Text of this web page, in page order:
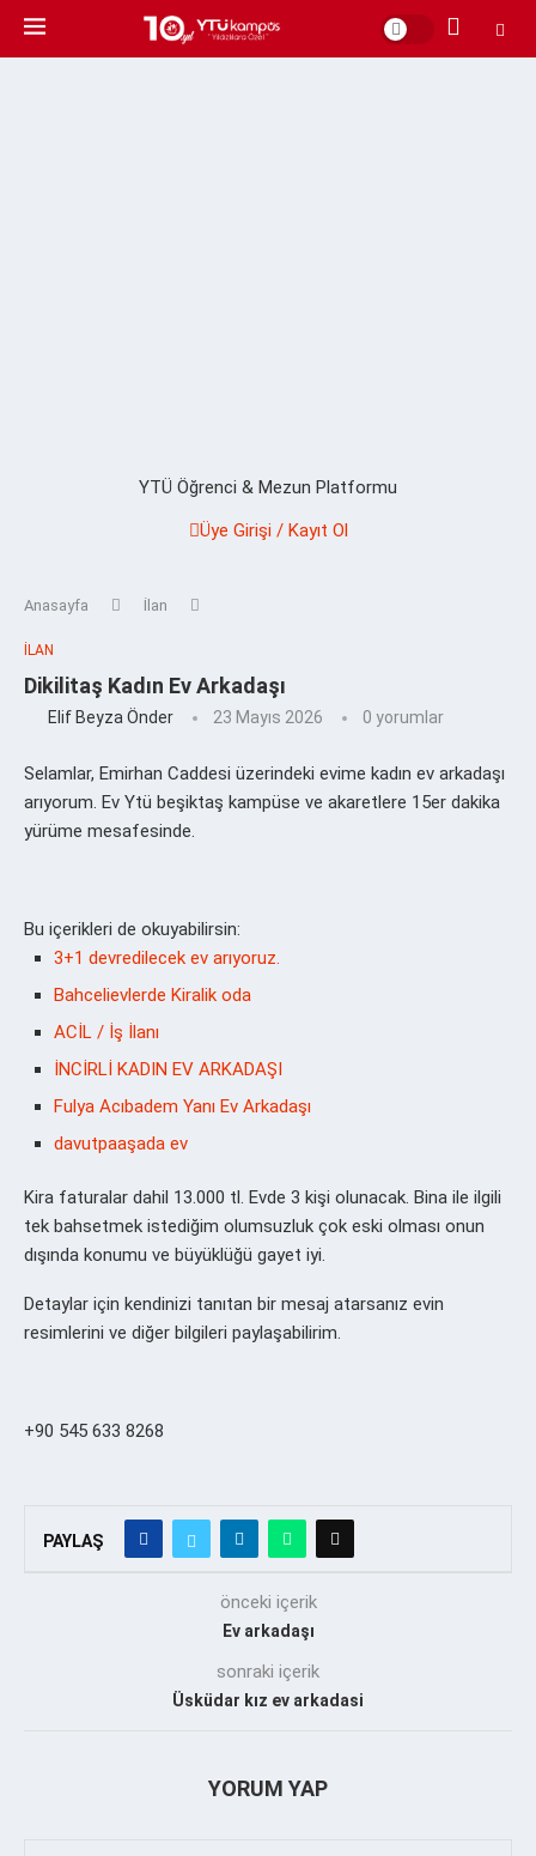
YTÜ Öğrenci & Mezun Platformu
Üye Girişi / Kayıt Ol
Anasayfa İlan
İLAN
Dikilitaş Kadın Ev Arkadaşı
Elif Beyza Önder 23 Mayıs 2026 0 yorumlar
Selamlar, Emirhan Caddesi üzerindeki evime kadın ev arkadaşı
arıyorum. Ev Ytü beşiktaş kampüse ve akaretlere 15er dakika
yürüme mesafesinde.
Bu içerikleri de okuyabilirsin:
3+1 devredilecek ev arıyoruz.
Bahcelievlerde Kiralik oda
ACİL / İş İlanı
İNCİRLİ KADIN EV ARKADAŞI
Fulya Acıbadem Yanı Ev Arkadaşı
davutpaaşada ev
Kira faturalar dahil 13.000 tl. Evde 3 kişi olunacak. Bina ile ilgili
tek bahsetmek istediğim olumsuzluk çok eski olması onun
dışında konumu ve büyüklüğü gayet iyi.
Detaylar için kendinizi tanıtan bir mesaj atarsanız evin
resimlerini ve diğer bilgileri paylaşabilirim.
+90 545 633 8268
PAYLAŞ
önceki içerik
Ev arkadaşı
sonraki içerik
Üsküdar kız ev arkadasi
YORUM YAP